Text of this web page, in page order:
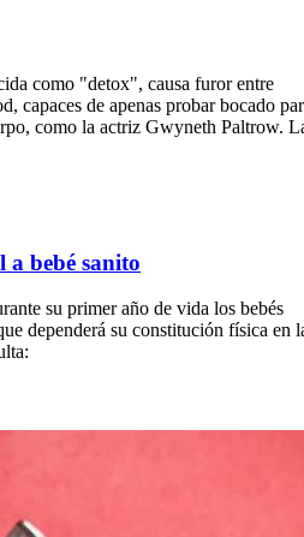
como "detox", causa furor entre
capaces de apenas probar bocado
como la actriz Gwyneth Paltrow.
a bebé sanito
su primer año de vida los bebés
dependerá su constitución física en